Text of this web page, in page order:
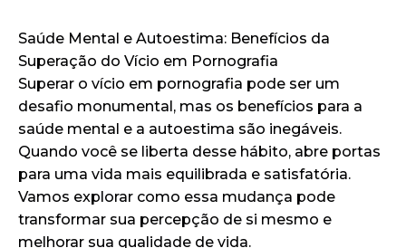
Saúde Mental e Autoestima: Benefícios da
Superação do Vício em Pornografia
Superar o vício em pornografia pode ser um
desafio monumental, mas os benefícios para a
saúde mental e a autoestima são inegáveis.
Quando você se liberta desse hábito, abre portas
para uma vida mais equilibrada e satisfatória.
Vamos explorar como essa mudança pode
transformar sua percepção de si mesmo e
melhorar sua qualidade de vida.